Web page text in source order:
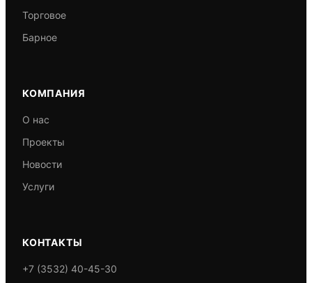
Торговое
Барное
КОМПАНИЯ
О нас
Проекты
Новости
Услуги
КОНТАКТЫ
+7 (3532) 40-45-30